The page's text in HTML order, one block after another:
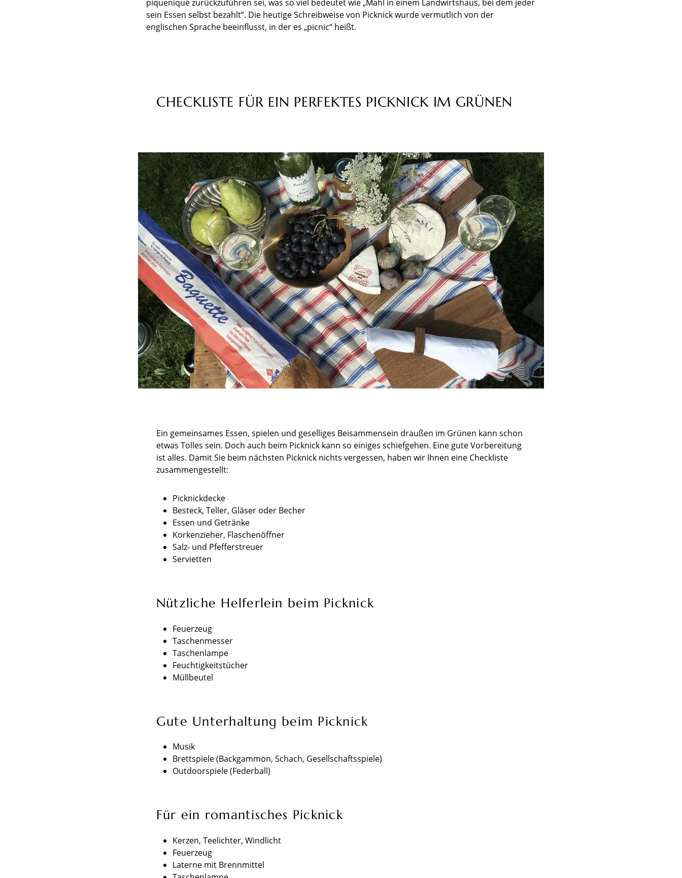
piquenique zurückzuführen sei, was so viel bedeutet wie „Mahl in einem Landwirtshaus, bei dem jeder
sein Essen selbst bezahlt“. Die heutige Schreibweise von Picknick wurde vermutlich von der
englischen Sprache beeinflusst, in der es „picnic“ heißt.
CHECKLISTE FÜR EIN PERFEKTES PICKNICK IM GRÜNEN
Ein gemeinsames Essen, spielen und geselliges Beisammensein draußen im Grünen kann schon
etwas Tolles sein. Doch auch beim Picknick kann so einiges schiefgehen. Eine gute Vorbereitung
ist alles. Damit Sie beim nächsten Picknick nichts vergessen, haben wir Ihnen eine Checkliste
zusammengestellt:
Picknickdecke
Besteck, Teller, Gläser oder Becher
Essen und Getränke
Korkenzieher, Flaschenöffner
Salz- und Pfefferstreuer
Servietten
Nützliche Helferlein beim Picknick
Feuerzeug
Taschenmesser
Taschenlampe
Feuchtigkeitstücher
Müllbeutel
Gute Unterhaltung beim Picknick
Musik
Brettspiele (Backgammon, Schach, Gesellschaftsspiele)
Outdoorspiele (Federball)
Für ein romantisches Picknick
Kerzen, Teelichter, Windlicht
Feuerzeug
Laterne mit Brennmittel